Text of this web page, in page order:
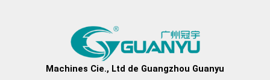
Machines Cie., Ltd de Guangzhou Guanyu